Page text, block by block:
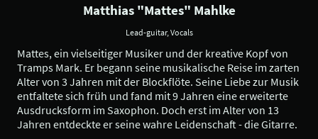
Matthias "Mattes" Mahlke
Lead-guitar, Vocals
Mattes, ein vielseitiger Musiker und der kreative Kopf von
Tramps Mark. Er begann seine musikalische Reise im zarten
Alter von 3 Jahren mit der Blockflöte. Seine Liebe zur Musik
entfaltete sich früh und fand mit 9 Jahren eine erweiterte
Ausdrucksform im Saxophon. Doch erst im Alter von 13
Jahren entdeckte er seine wahre Leidenschaft - die Gitarre.